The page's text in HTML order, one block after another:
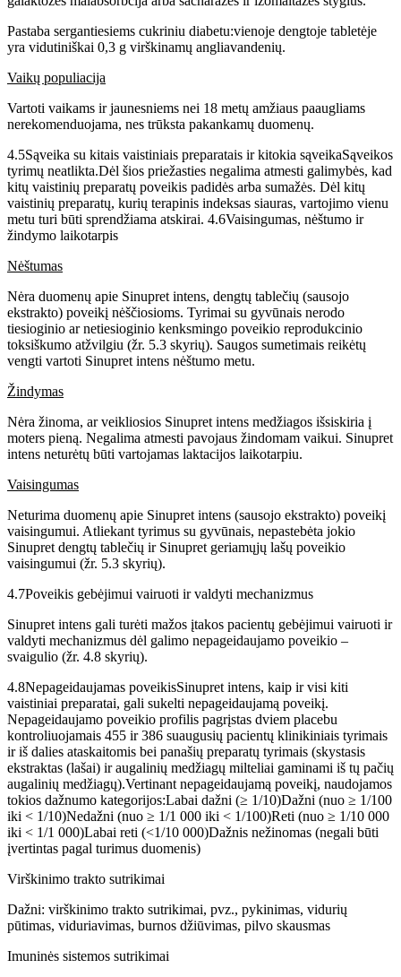
Pastaba sergantiesiems cukriniu diabetu:vienoje dengtoje tabletėje
yra vidutiniškai 0,3 g virškinamų angliavandenių.
Vaikų populiacija
Vartoti vaikams ir jaunesniems nei 18 metų amžiaus paaugliams
nerekomenduojama, nes trūksta pakankamų duomenų.
4.5Sąveika su kitais vaistiniais preparatais ir kitokia sąveikaSąveikos
tyrimų neatlikta.Dėl šios priežasties negalima atmesti galimybės, kad
kitų vaistinių preparatų poveikis padidės arba sumažės. Dėl kitų
vaistinių preparatų, kurių terapinis indeksas siauras, vartojimo vienu
metu turi būti sprendžiama atskirai. 4.6Vaisingumas, nėštumo ir
žindymo laikotarpis
Nėštumas
Nėra duomenų apie Sinupret intens, dengtų tablečių (sausojo
ekstrakto) poveikį nėščiosioms. Tyrimai su gyvūnais nerodo
tiesioginio ar netiesioginio kenksmingo poveikio reprodukcinio
toksiškumo atžvilgiu (žr. 5.3 skyrių). Saugos sumetimais reikėtų
vengti vartoti Sinupret intens nėštumo metu.
Žindymas
Nėra žinoma, ar veikliosios Sinupret intens medžiagos išsiskiria į
moters pieną. Negalima atmesti pavojaus žindomam vaikui. Sinupret
intens neturėtų būti vartojamas laktacijos laikotarpiu.
Vaisingumas
Neturima duomenų apie Sinupret intens (sausojo ekstrakto) poveikį
vaisingumui. Atliekant tyrimus su gyvūnais, nepastebėta jokio
Sinupret dengtų tablečių ir Sinupret geriamųjų lašų poveikio
vaisingumui (žr. 5.3 skyrių).
4.7Poveikis gebėjimui vairuoti ir valdyti mechanizmus
Sinupret intens gali turėti mažos įtakos pacientų gebėjimui vairuoti ir
valdyti mechanizmus dėl galimo nepageidaujamo poveikio –
svaigulio (žr. 4.8 skyrių).
4.8Nepageidaujamas poveikisSinupret intens, kaip ir visi kiti
vaistiniai preparatai, gali sukelti nepageidaujamą poveikį.
Nepageidaujamo poveikio profilis pagrįstas dviem placebu
kontroliuojamais 455 ir 386 suaugusių pacientų klinikiniais tyrimais
ir iš dalies ataskaitomis bei panašių preparatų tyrimais (skystasis
ekstraktas (lašai) ir augalinių medžiagų milteliai gaminami iš tų pačių
augalinių medžiagų).Vertinant nepageidaujamą poveikį, naudojamos
tokios dažnumo kategorijos:Labai dažni (≥ 1/10)Dažni (nuo ≥ 1/100
iki < 1/10)Nedažni (nuo ≥ 1/1 000 iki < 1/100)Reti (nuo ≥ 1/10 000
iki < 1/1 000)Labai reti (<1/10 000)Dažnis nežinomas (negali būti
įvertintas pagal turimus duomenis)
Virškinimo trakto sutrikimai
Dažni: virškinimo trakto sutrikimai, pvz., pykinimas, vidurių
pūtimas, viduriavimas, burnos džiūvimas, pilvo skausmas
Imuninės sistemos sutrikimai